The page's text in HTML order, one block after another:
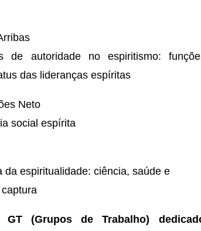
de autoridade no espiritismo:
das lideranças espíritas
Neto
social espírita
da espiritualidade: ciência, saúde e
GT (Grupos de Trabalho)